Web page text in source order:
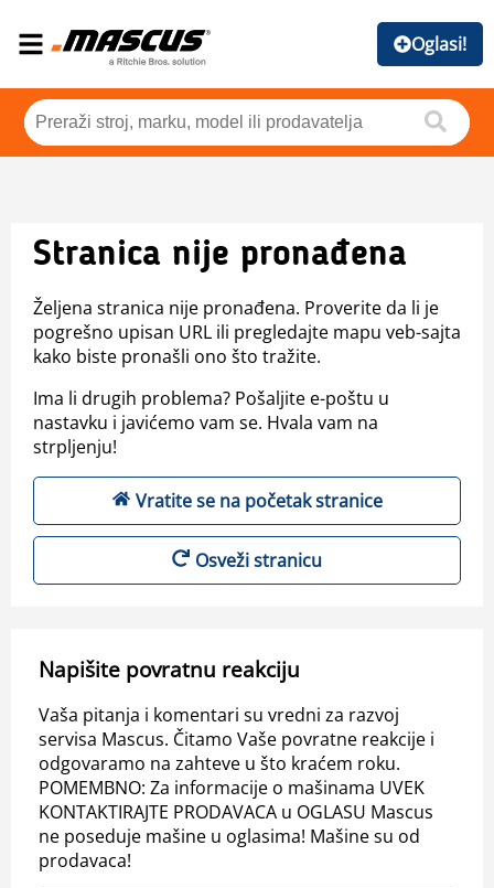
Oglasi!
Stranica nije pronađena
Željena stranica nije pronađena. Proverite da li je
pogrešno upisan URL ili pregledajte mapu veb-sajta
kako biste pronašli ono što tražite.
Ima li drugih problema? Pošaljite e-poštu u
nastavku i javićemo vam se. Hvala vam na
strpljenju!
Vratite se na početak stranice
Osveži stranicu
Napišite povratnu reakciju
Vaša pitanja i komentari su vredni za razvoj
servisa Mascus. Čitamo Vaše povratne reakcije i
odgovaramo na zahteve u što kraćem roku.
POMEMBNO: Za informacije o mašinama UVEK
KONTAKTIRAJTE PRODAVACA u OGLASU Mascus
ne poseduje mašine u oglasima! Mašine su od
prodavaca!